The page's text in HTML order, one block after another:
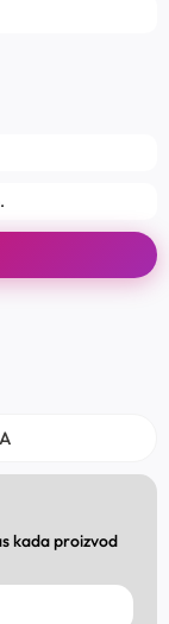
kada proizvod